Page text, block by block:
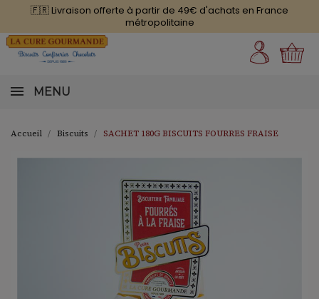
🇫🇷 Livraison offerte à partir de 49€ d'achats en France
métropolitaine
MENU
Accueil Biscuits SACHET 180G BISCUITS FOURRES FRAISE